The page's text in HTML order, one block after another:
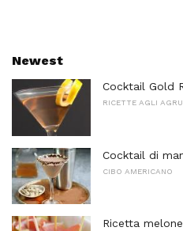
Newest
Cocktail Gold
RICETTE AGLI
Cocktail di
CIBO AMERICANO
Ricetta